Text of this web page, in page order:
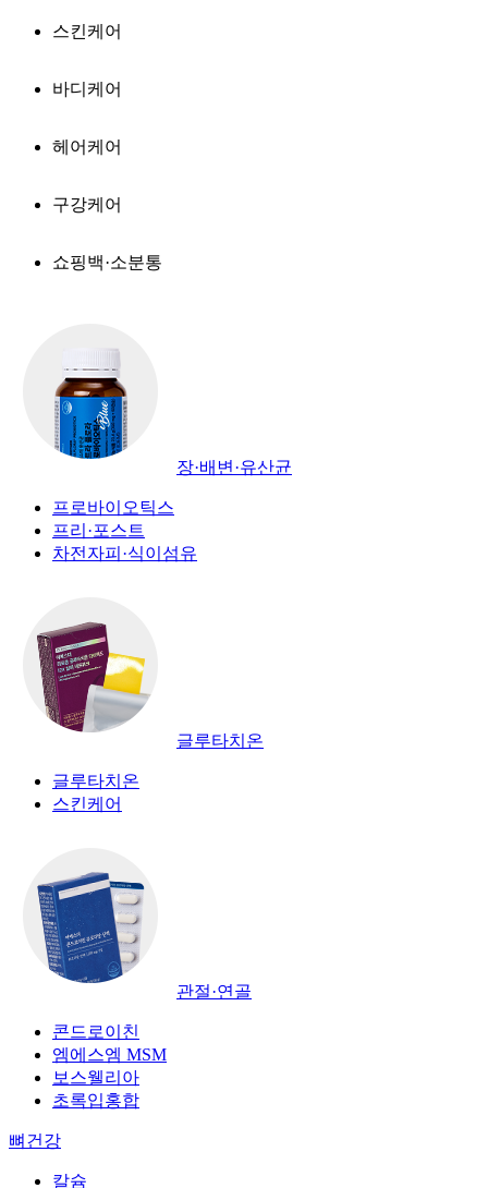
스킨케어
바디케어
헤어케어
구강케어
쇼핑백·소분통
장·배변·유산균
프로바이오틱스
프리·포스트
차전자피·식이섬유
글루타치온
글루타치온
스킨케어
관절·연골
콘드로이친
엠에스엠 MSM
보스웰리아
초록입홍합
뼈건강
칼슘